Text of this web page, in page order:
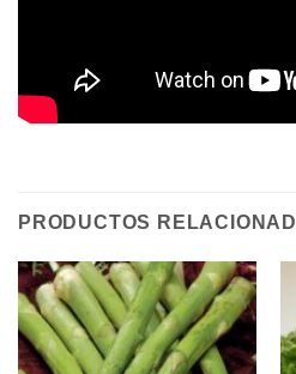
PRODUCTOS